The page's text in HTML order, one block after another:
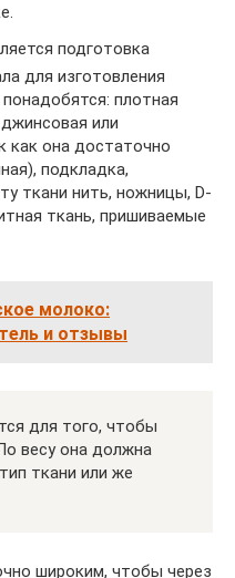
подготовка
для изготовления
плотная
или
как она достаточно
подкладка,
ткани нить, ножницы, D-
ткань, пришиваемые
молоко:
и отзывы
для того, чтобы
весу она должна
ткани или же
широким, чтобы через